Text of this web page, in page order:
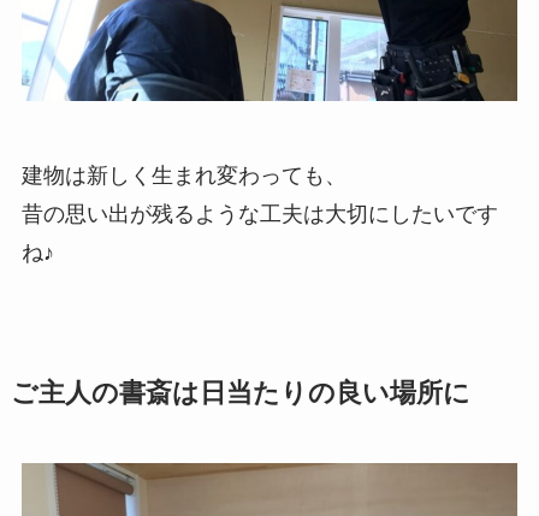
建物は新しく生まれ変わっても、
昔の思い出が残るような工夫は大切にしたいです
ね♪
ご主人の書斎は日当たりの良い場所に